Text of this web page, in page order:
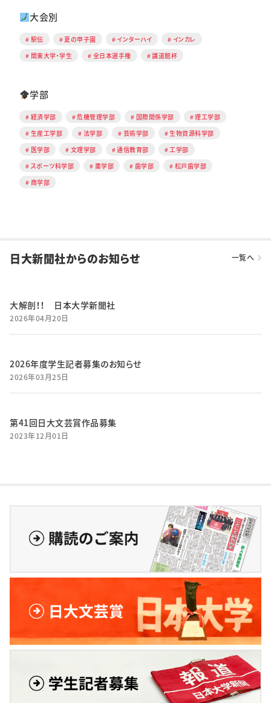
大会別
駅伝 夏の甲子園 インターハイ
インカレ
関東大学・学生
全日本選手権 講道館杯
学部
経済学部 危機管理学部 国際関係学部
理工学部
生産工学部
法学部 芸術学部
生物資源科学部
医学部
文理学部 通信教育部
工学部
スポーツ科学部
薬学部 歯学部
松戸歯学部
商学部
日大新聞社からのお知らせ 一覧へ
大解剖！！ 日本大学新聞社
2026年04月20日
2026年度学生記者募集のお知らせ
2026年03月25日
第41回日大文芸賞作品募集
2023年12月01日